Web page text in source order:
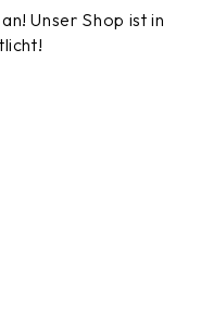
Unser Shop ist in